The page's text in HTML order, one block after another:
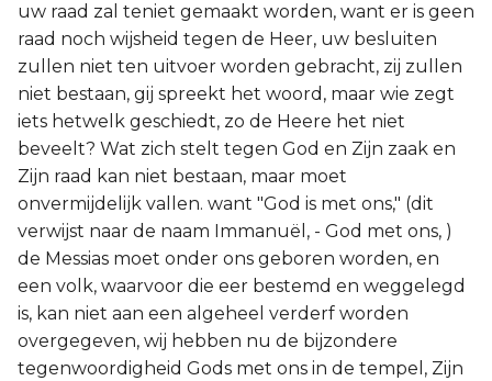
uw raad zal teniet gemaakt worden, want er is geen
raad noch wijsheid tegen de Heer, uw besluiten
zullen niet ten uitvoer worden gebracht, zij zullen
niet bestaan, gij spreekt het woord, maar wie zegt
iets hetwelk geschiedt, zo de Heere het niet
beveelt? Wat zich stelt tegen God en Zijn zaak en
Zijn raad kan niet bestaan, maar moet
onvermijdelijk vallen. want "God is met ons," (dit
verwijst naar de naam Immanuël, - God met ons, )
de Messias moet onder ons geboren worden, en
een volk, waarvoor die eer bestemd en weggelegd
is, kan niet aan een algeheel verderf worden
overgegeven, wij hebben nu de bijzondere
tegenwoordigheid Gods met ons in de tempel, Zijn